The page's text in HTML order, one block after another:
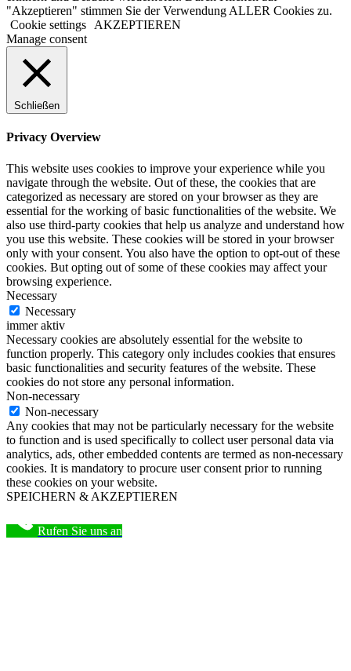
"Akzeptieren" stimmen Sie der Verwendung ALLER Cookies zu.
Cookie settings
AKZEPTIEREN
Manage consent
Schließen
Privacy Overview
This website uses cookies to improve your experience while you
navigate through the website. Out of these, the cookies that are
categorized as necessary are stored on your browser as they are
essential for the working of basic functionalities of the website. We
also use third-party cookies that help us analyze and understand how
you use this website. These cookies will be stored in your browser
only with your consent. You also have the option to opt-out of these
cookies. But opting out of some of these cookies may affect your
browsing experience.
Necessary
Necessary
immer aktiv
Necessary cookies are absolutely essential for the website to
function properly. This category only includes cookies that ensures
basic functionalities and security features of the website. These
cookies do not store any personal information.
Non-necessary
Non-necessary
Any cookies that may not be particularly necessary for the website
to function and is used specifically to collect user personal data via
analytics, ads, other embedded contents are termed as non-necessary
cookies. It is mandatory to procure user consent prior to running
these cookies on your website.
SPEICHERN & AKZEPTIEREN
Rufen Sie uns an